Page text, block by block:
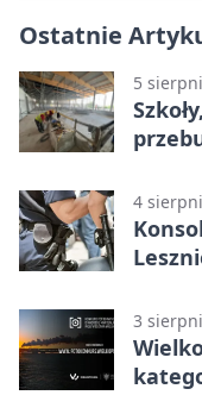
Ostatnie
5
4
3